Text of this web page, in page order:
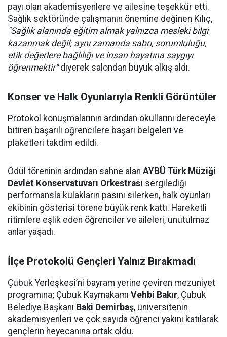
payı olan akademisyenlere ve ailesine teşekkür etti.
Sağlık sektöründe çalışmanın önemine değinen Kılıç,
"Sağlık alanında eğitim almak yalnızca mesleki bilgi
kazanmak değil; aynı zamanda sabrı, sorumluluğu,
etik değerlere bağlılığı ve insan hayatına saygıyı
öğrenmektir"diyerek salondan büyük alkış aldı.
Konser ve Halk Oyunlarıyla Renkli Görüntüler
Protokol konuşmalarının ardından okullarını dereceyle
bitiren başarılı öğrencilere başarı belgeleri ve
plaketleri takdim edildi.
Ödül töreninin ardından sahne alan AYBÜ Türk Müziği
Devlet Konservatuvarı Orkestrası sergilediği
performansla kulakların pasını silerken, halk oyunları
ekibinin gösterisi törene büyük renk kattı. Hareketli
ritimlere eşlik eden öğrenciler ve aileleri, unutulmaz
anlar yaşadı.
İlçe Protokolü Gençleri Yalnız Bırakmadı
Çubuk Yerleşkesi’ni bayram yerine çeviren mezuniyet
programına; Çubuk Kaymakamı Vehbi Bakır, Çubuk
Belediye Başkanı Baki Demirbaş, üniversitenin
akademisyenleri ve çok sayıda öğrenci yakını katılarak
gençlerin heyecanına ortak oldu.